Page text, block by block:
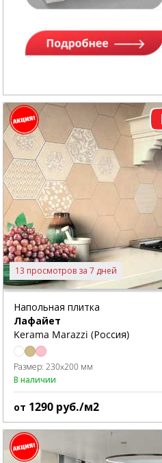
13 просмотров за 7 дней
Напольная плитка
Лафайет
Kerama Marazzi (Россия)
Размер:230x200 мм
В наличии
от 1290 руб./м2